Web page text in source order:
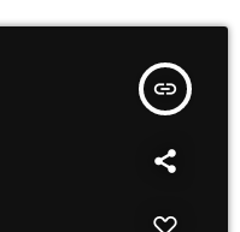
insert_link